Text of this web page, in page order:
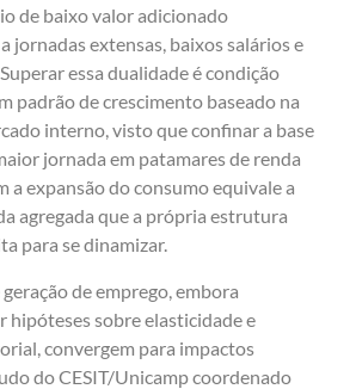
de baixo valor adicionado
jornadas extensas, baixos salários e
essa dualidade é condição
padrão de crescimento baseado na
interno, visto que confinar a base
jornada em patamares de renda
a expansão do consumo equivale a
agregada que a própria estrutura
para se dinamizar.
de emprego, embora
hipóteses sobre elasticidade e
convergem para impactos
do CESIT/Unicamp coordenado